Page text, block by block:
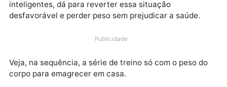
a rotina de treinos? Calma! Com estratégias
desfavorável e perder peso sem prejudicar a saúde.